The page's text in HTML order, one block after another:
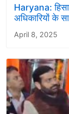
Haryana:
अधिकारियों के
April 8, 2025